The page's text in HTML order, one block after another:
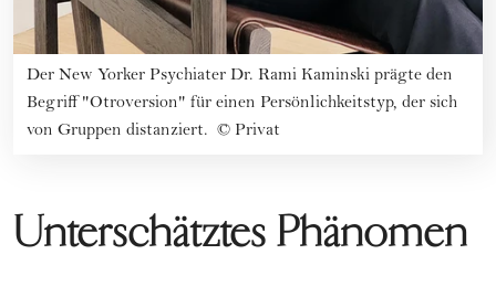
Der New Yorker Psychiater Dr. Rami Kaminski prägte den
Begriff "Otroversion" für einen Persönlichkeitstyp, der sich
von Gruppen distanziert. © Privat
Unterschätztes Phänomen